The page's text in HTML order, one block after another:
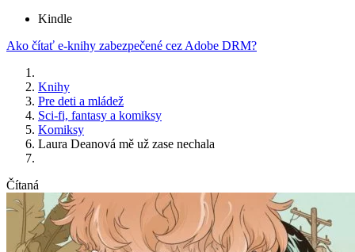
Kindle
Ako čítať e-knihy zabezpečené cez Adobe DRM?
Knihy
Pre deti a mládež
Sci-fi, fantasy a komiksy
Komiksy
Laura Deanová mě už zase nechala
Čítaná